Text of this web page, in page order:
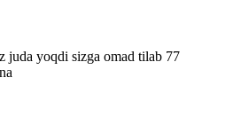
juda yoqdi sizga omad tilab 77